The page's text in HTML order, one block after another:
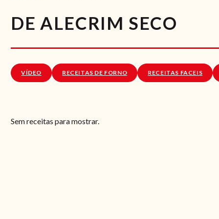
DE ALECRIM SECO
VÍDEO RECEITAS DE FORNO RECEITAS FACEIS
Sem receitas para mostrar.